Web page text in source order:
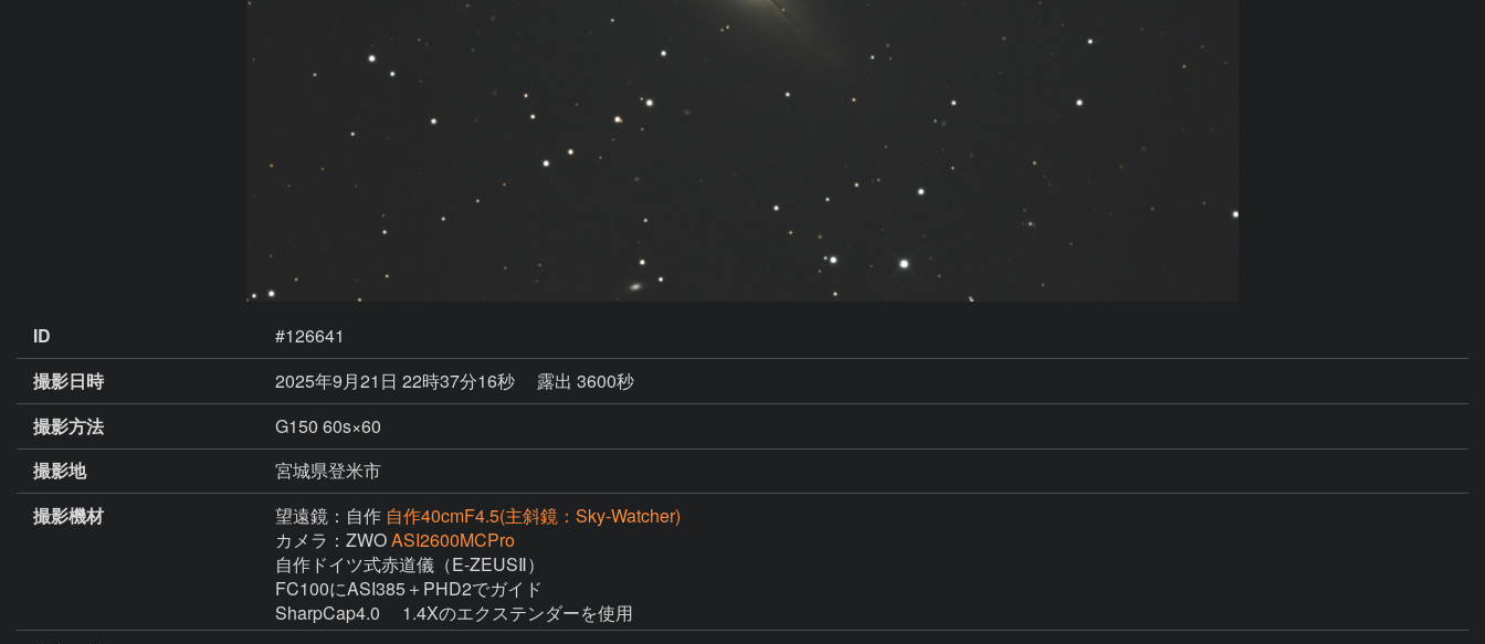
ID
#126641
撮影日時
2025年9月21日 22時37分16秒
露出 3600秒
撮影方法
G150 60s×60
撮影地
宮城県登米市
撮影機材
望遠鏡：自作 自作40cmF4.5(主斜鏡：Sky-Watcher)
カメラ：ZWOASI2600MCPro
自作ドイツ式赤道儀（E-ZEUSⅡ）
FC100にASI385＋PHD2でガイド
SharpCap4.0 　1.4Xのエクステンダーを使用